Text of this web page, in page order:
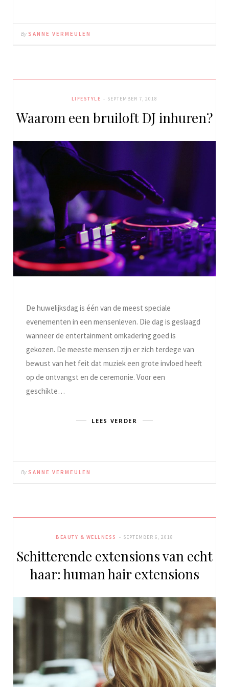
By SANNE VERMEULEN
LIFESTYLE SEPTEMBER 7, 2018
Waarom een bruiloft DJ inhuren?
De huwelijksdag is één van de meest speciale
evenementen in een mensenleven. Die dag is geslaagd
wanneer de entertainment omkadering goed is
gekozen. De meeste mensen zijn er zich terdege van
bewust van het feit dat muziek een grote invloed heeft
op de ontvangst en de ceremonie. Voor een
geschikte…
LEES VERDER
By SANNE VERMEULEN
BEAUTY & WELLNESS SEPTEMBER 6, 2018
Schitterende extensions van echt
haar: human hair extensions